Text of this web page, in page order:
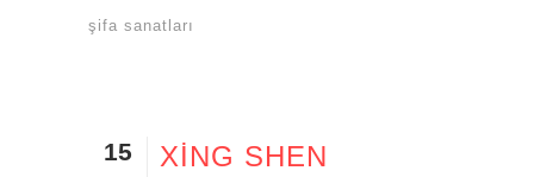
şifa sanatları
15
XING SHEN